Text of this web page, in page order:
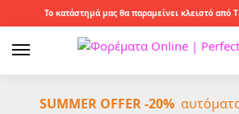
Το κατάστημά μας θα παραμείνει κλειστό από
SUMMER OFFER -20%